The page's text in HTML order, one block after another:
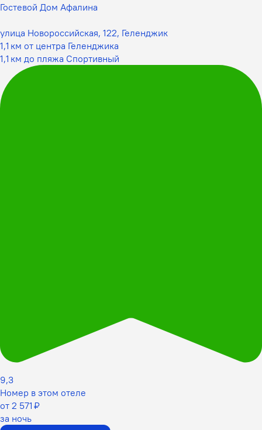
Гостевой Дом Афалина
улица Новороссийская, 122, Геленджик
1,1 км от центра Геленджика
1,1 км до пляжа Спортивный
9,3
Номер в этом отеле
от 2 571 ₽
за ночь